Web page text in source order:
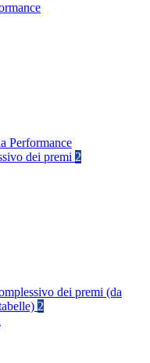
Performance
dei premi 2
dei premi (da
2